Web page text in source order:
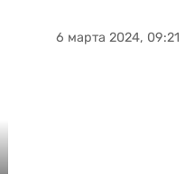
6 марта 2024, 09:21